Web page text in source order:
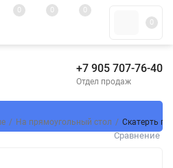
0 0
0
0
+7 905 707-76-40
Отдел продаж
/ На прямоугольный стол / Скатерть
Сравнение